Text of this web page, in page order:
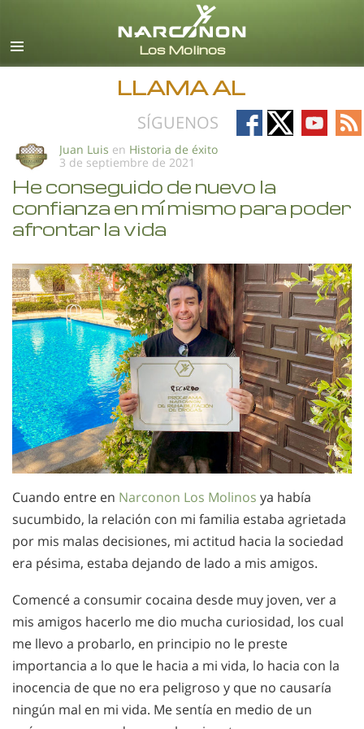
Español (Castellano)
Todas las Regiones/Idiomas
LLAMA AL
SÍGUENOS
Follow
on
Follow
on
Follow
on
on
Juan Luis en Historia de éxito
3 de septiembre de 2021
He conseguido de nuevo la
confianza en mí mismo para poder
afrontar la vida
Cuando entre en Narconon Los Molinos ya había
sucumbido, la relación con mi familia estaba agrietada
por mis malas decisiones, mi actitud hacia la sociedad
era pésima, estaba dejando de lado a mis amigos.
Comencé a consumir cocaina desde muy joven, ver a
mis amigos hacerlo me dio mucha curiosidad, los cual
me llevo a probarlo, en principio no le preste
importancia a lo que le hacia a mi vida, lo hacia con la
inocencia de que no era peligroso y que no causaría
ningún mal en mi vida. Me sentía en medio de un